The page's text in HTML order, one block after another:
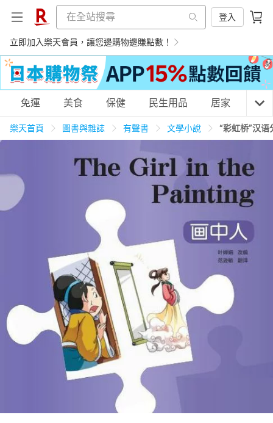
登入
立即加入樂天會員，讓您邊購物邊賺點數！
購物網分類
美食蛋糕 養生保健 民生用品
男裝 化妝保養 情趣用品
日本購物 電子/紙本書
HOT
免運 美食 保健 民生用品 居家 3C
樂天首頁 圖書與雜誌 有聲書 文學小說 “彩虹桥”汉